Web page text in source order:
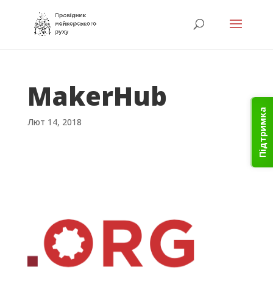
Підтримка
MakerHub
Лют 14, 2018